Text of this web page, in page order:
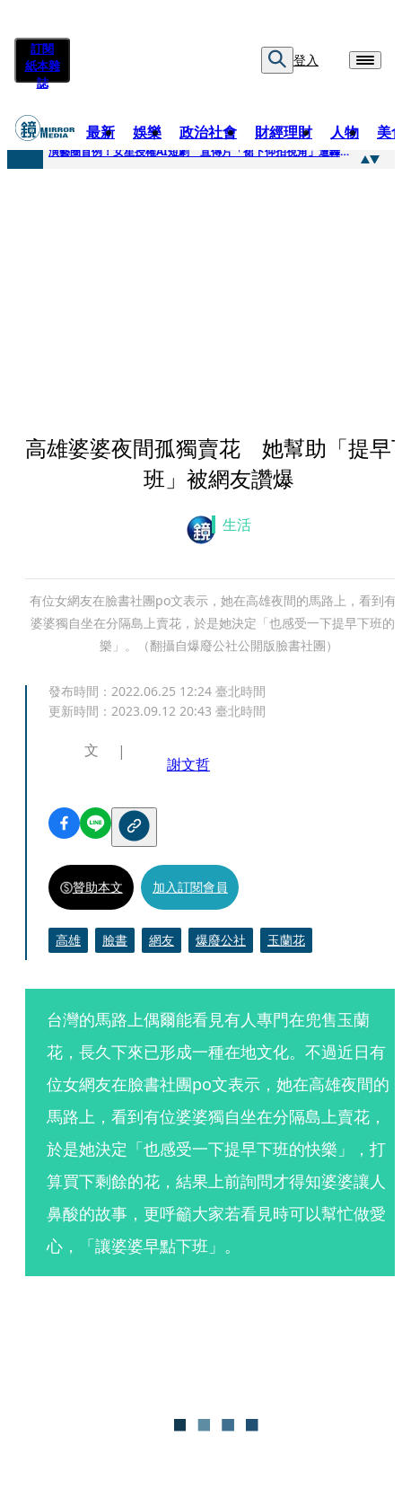
訂閱
紙本雜
誌
登入
最新 娛樂 政治社會 財經理財 人物 美
快訊
演藝圈首例！女星授權AI短劇 宣傳片「裙下仰拍視角」遭轟擦邊：自降身價
高雄婆婆夜間孤獨賣花 她幫助「提早
班」被網友讚爆
生活
有位女網友在臉書社團po文表示，她在高雄夜間的馬路上，看到有
婆婆獨自坐在分隔島上賣花，於是她決定「也感受一下提早下班的
樂」。（翻攝自爆廢公社公開版臉書社團）
發布時間： 2022.06.25 12:24 臺北時間
更新時間： 2023.09.12 20:43 臺北時間
文
謝文哲
贊助本文 加入訂閱會員
高雄 臉書 網友 爆廢公社 玉蘭花
台灣的馬路上偶爾能看見有人專門在兜售玉蘭
花，長久下來已形成一種在地文化。不過近日有
位女網友在臉書社團po文表示，她在高雄夜間的
馬路上，看到有位婆婆獨自坐在分隔島上賣花，
於是她決定「也感受一下提早下班的快樂」，打
算買下剩餘的花，結果上前詢問才得知婆婆讓人
鼻酸的故事，更呼籲大家若看見時可以幫忙做愛
心，「讓婆婆早點下班」。